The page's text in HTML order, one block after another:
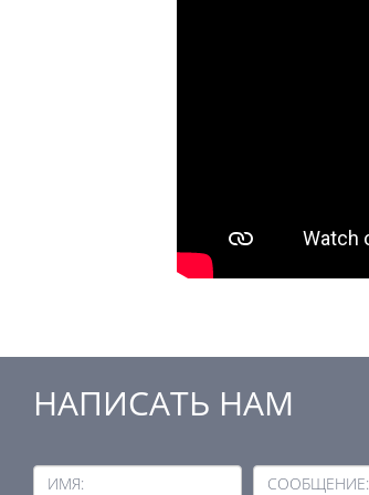
НАПИСАТЬ НАМ
ИМЯ: СООБЩЕНИЕ: